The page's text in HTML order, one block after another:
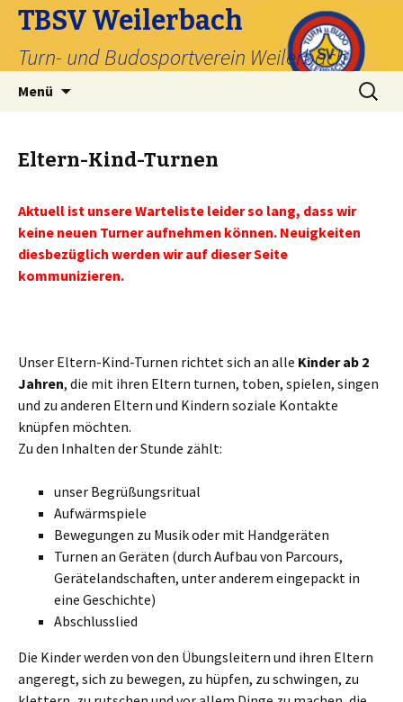
TBSV Weilerbach
Turn- und Budosportverein Weilerbach
Menü
Suche
nach:
Eltern-Kind-Turnen
Aktuell ist unsere Warteliste leider so lang, dass wir
keine neuen Turner aufnehmen können. Neuigkeiten
diesbezüglich werden wir auf dieser Seite
kommunizieren.
Unser Eltern-Kind-Turnen richtet sich an alle Kinder ab 2
Jahren, die mit ihren Eltern turnen, toben, spielen, singen
und zu anderen Eltern und Kindern soziale Kontakte
knüpfen möchten.
Zu den Inhalten der Stunde zählt:
unser Begrüßungsritual
Aufwärmspiele
Bewegungen zu Musik oder mit Handgeräten
Turnen an Geräten (durch Aufbau von Parcours,
Gerätelandschaften, unter anderem eingepackt in
eine Geschichte)
Abschlusslied
Die Kinder werden von den Übungsleitern und ihren Eltern
angeregt, sich zu bewegen, zu hüpfen, zu schwingen, zu